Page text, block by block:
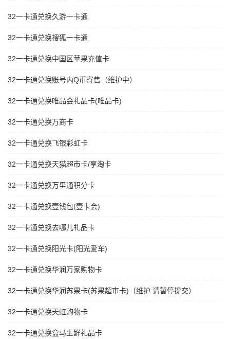
32一卡通兑换久游一卡通
32一卡通兑换搜狐一卡通
32一卡通兑换中国区苹果充值卡
32一卡通兑换账号内Q币寄售（维护中）
32一卡通兑换唯品会礼品卡(唯品卡)
32一卡通兑换万商卡
32一卡通兑换飞银彩虹卡
32一卡通兑换天猫超市卡/享淘卡
32一卡通兑换万里通积分卡
32一卡通兑换壹钱包(壹卡会)
32一卡通兑换去哪儿礼品卡
32一卡通兑换阳光卡(阳光爱车)
32一卡通兑换华润万家购物卡
32一卡通兑换华润苏果卡(苏果超市卡)（维护 请暂停提交）
32一卡通兑换天虹购物卡
32一卡通兑换盒马生鲜礼品卡